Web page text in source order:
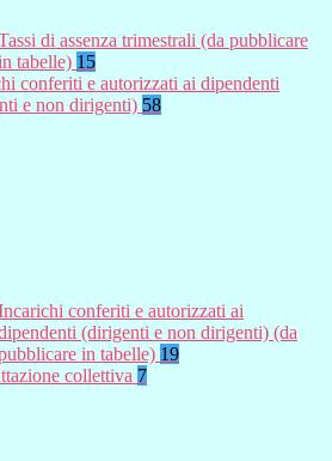
di assenza trimestrali (da pubblicare
tabelle) 15
conferiti e autorizzati ai dipendenti
e non dirigenti) 58
conferiti e autorizzati ai
(dirigenti e non dirigenti) (da
in tabelle) 19
collettiva 7